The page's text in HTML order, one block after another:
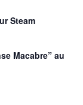
Steam
Macabre” au